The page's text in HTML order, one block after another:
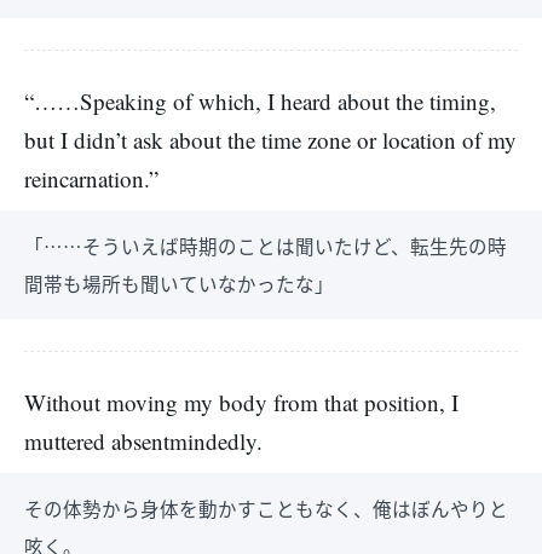
“……Speaking of which, I heard about the timing,
but I didn’t ask about the time zone or location of my
reincarnation.”
「……そういえば時期のことは聞いたけど、転生先の時
間帯も場所も聞いていなかったな」
Without moving my body from that position, I
muttered absentmindedly.
その体勢から身体を動かすこともなく、俺はぼんやりと
呟く。